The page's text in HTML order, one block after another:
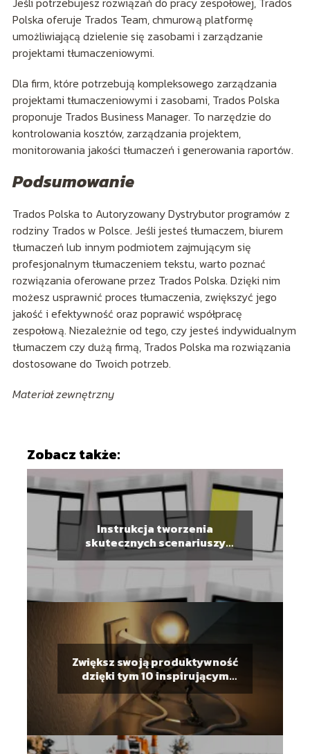
Polska oferuje Trados Team, chmurową platformę
umożliwiającą dzielenie się zasobami i zarządzanie
projektami tłumaczeniowymi.
Dla firm, które potrzebują kompleksowego zarządzania
projektami tłumaczeniowymi i zasobami, Trados Polska
proponuje Trados Business Manager. To narzędzie do
kontrolowania kosztów, zarządzania projektem,
monitorowania jakości tłumaczeń i generowania raportów.
Podsumowanie
Trados Polska to Autoryzowany Dystrybutor programów z
rodziny Trados w Polsce. Jeśli jesteś tłumaczem, biurem
tłumaczeń lub innym podmiotem zajmującym się
profesjonalnym tłumaczeniem tekstu, warto poznać
rozwiązania oferowane przez Trados Polska. Dzięki nim
możesz usprawnić proces tłumaczenia, zwiększyć jego
jakość i efektywność oraz poprawić współpracę
zespołową. Niezależnie od tego, czy jesteś indywidualnym
tłumaczem czy dużą firmą, Trados Polska ma rozwiązania
dostosowane do Twoich potrzeb.
Materiał zewnętrzny
Zobacz także:
Instrukcja tworzenia
skutecznych scenariuszy
użycia UX
Zwiększ swoją produktywność
dzięki tym 10 inspirującym
cytatom motywacyjnym do
pracy